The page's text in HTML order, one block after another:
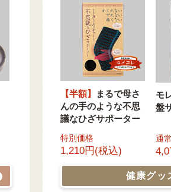
【半額】
まるで母さ
んの手のような不思
議なひざサポーター
特別価格
1,210円(税込)
モ
盤
通
健康グ